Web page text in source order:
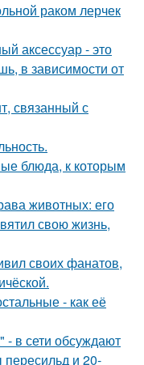
раком лерчек
аксессуар - это
в зависимости от
связанный с
блюда, к которым
животных: его
свою жизнь,
своих фанатов,
- как её
- в сети обсуждают
и 20-